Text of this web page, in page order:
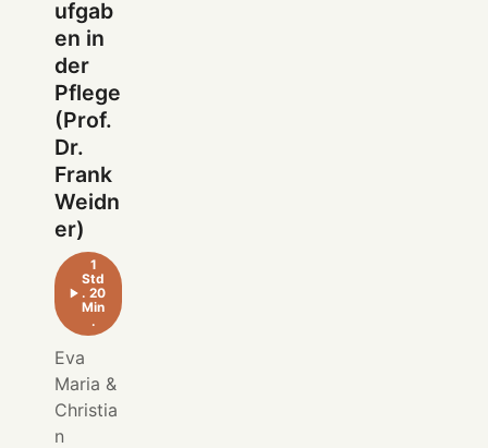
ufgab
en in
der
Pflege
(Prof.
Dr.
Frank
Weidn
er)
1
Std
. 20
Min
.
Eva
Maria &
Christia
n